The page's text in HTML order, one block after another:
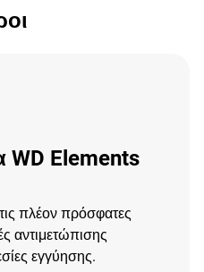
WD Elements
πλέον πρόσφατες
αντιμετώπισης
εγγύησης.